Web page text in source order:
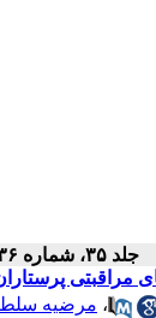
جلد ۳۵، شماره ۱۳۶ - ( تیر ۱۴۰۱ )
مراقبتی
، مرضیه